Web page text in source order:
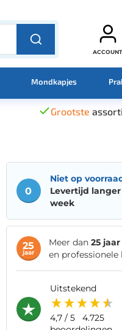
ACCOUNT
Mondkapjes
Grootste
0
Niet op
Levertijd langer
week
25
jaar
Meer dan 25 jaar
en
uitstekend
4,7/ 5
4.725